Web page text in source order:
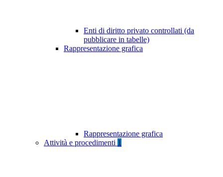
Enti di diritto privato controllati (da
pubblicare in tabelle)
Rappresentazione grafica
Rappresentazione grafica
Attività e procedimenti 1